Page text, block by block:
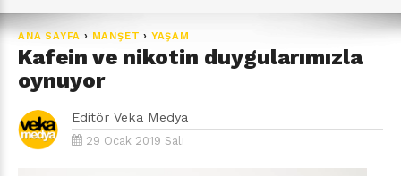
ANA SAYFA › MANŞET › YAŞAM
Kafein ve nikotin duygularımızla
oynuyor
Editör Veka Medya
29 Ocak 2019 Salı